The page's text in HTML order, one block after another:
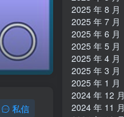
私信
2025 年 8 月
2025 年 7 月
2025 年 6 月
2025 年 5 月
2025 年 4 月
2025 年 3 月
2025 年 1 月
2024 年 12 月
2024 年 11 月